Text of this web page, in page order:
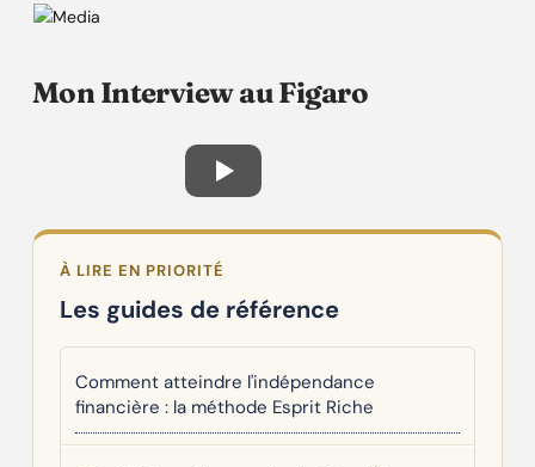
Mon Interview au Figaro
À LIRE EN PRIORITÉ
Les guides de référence
Comment atteindre l'indépendance
financière : la méthode Esprit Riche